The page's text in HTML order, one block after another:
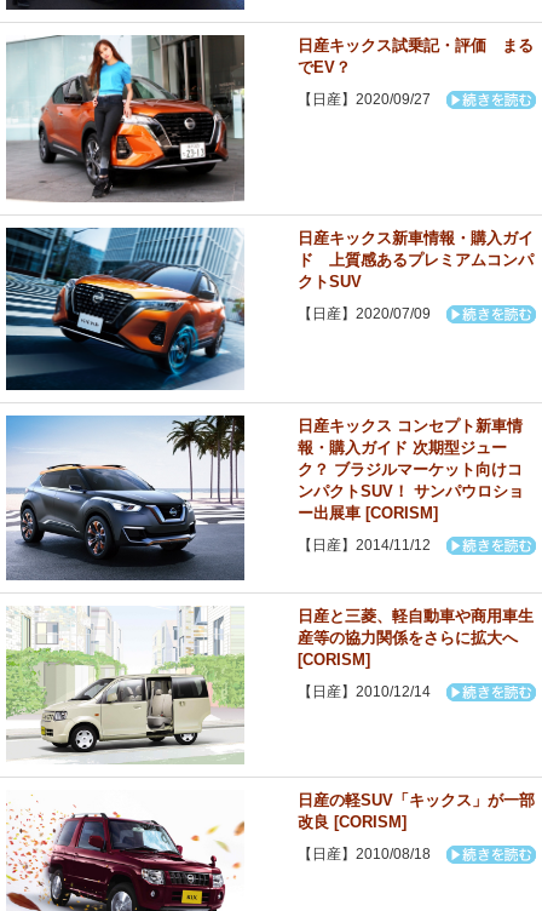
日産キックス試乗記・評価 まる
でEV？
【日産】2020/09/27
日産キックス新車情報・購入ガイ
ド 上質感あるプレミアムコンパ
クトSUV
【日産】2020/07/09
日産キックス コンセプト新車情
報・購入ガイド 次期型ジュー
ク？ ブラジルマーケット向けコ
ンパクトSUV！ サンパウロショ
ー出展車 [CORISM]
【日産】2014/11/12
日産と三菱、軽自動車や商用車生
産等の協力関係をさらに拡大へ
[CORISM]
【日産】2010/12/14
日産の軽SUV「キックス」が一部
改良 [CORISM]
【日産】2010/08/18